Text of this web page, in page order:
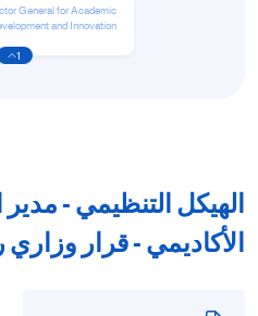
General for Academic
and Innovation
1
الهيكل التنظيمي - مدير
الأكاديمي - قرار وزاري رقم 35